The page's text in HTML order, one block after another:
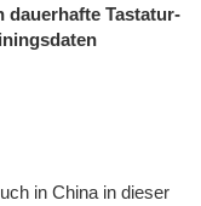
dauerhafte Tastatur-
in China in dieser